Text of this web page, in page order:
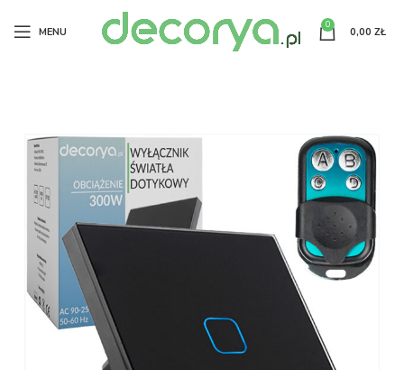
MENU
0
0,00 ZŁ